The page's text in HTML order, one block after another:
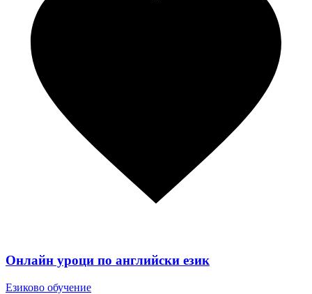
Онлайн уроци по английски език
Езиково обучение